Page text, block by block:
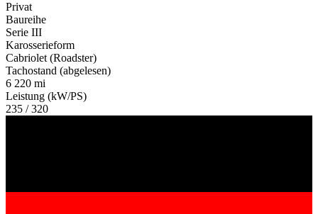
Privat
Baureihe
Serie III
Karosserieform
Cabriolet (Roadster)
Tachostand (abgelesen)
6 220 mi
Leistung (kW/PS)
235 / 320